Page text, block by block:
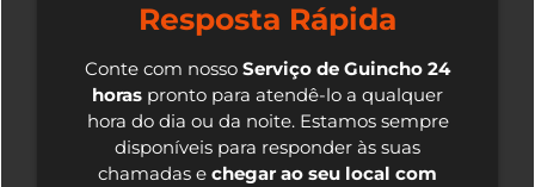
Resposta Rápida
Conte com nosso Serviço de Guincho 24
horas pronto para atendê-lo a qualquer
hora do dia ou da noite. Estamos sempre
disponíveis para responder às suas
chamadas e chegar ao seu local com